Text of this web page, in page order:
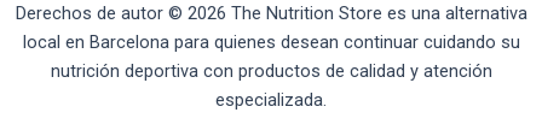
Derechos de autor © 2026 The Nutrition Store es una alternativa
local en Barcelona para quienes desean continuar cuidando su
nutrición deportiva con productos de calidad y atención
especializada.